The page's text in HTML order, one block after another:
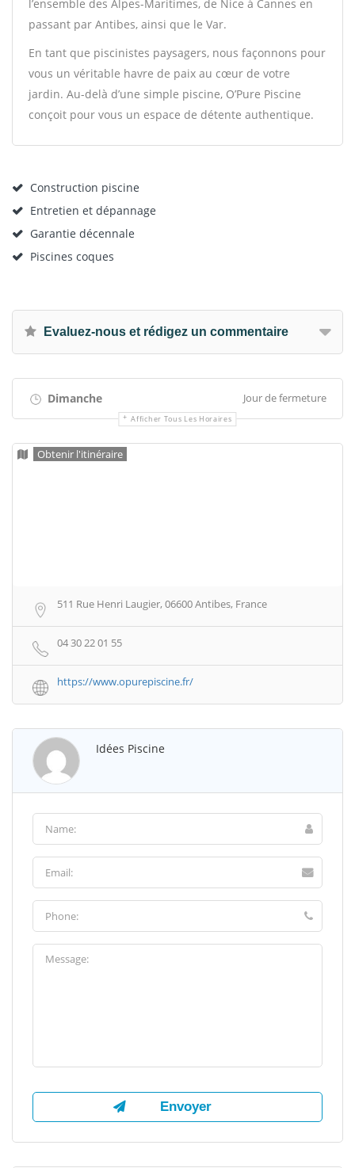
l’ensemble des Alpes-Maritimes, de Nice à Cannes en
passant par Antibes, ainsi que le Var.
En tant que piscinistes paysagers, nous façonnons pour
vous un véritable havre de paix au cœur de votre
jardin. Au-delà d’une simple piscine, O’Pure Piscine
conçoit pour vous un espace de détente authentique.
Construction piscine
Entretien et dépannage
Garantie décennale
Piscines coques
Evaluez-nous et rédigez un commentaire
Dimanche Jour de fermeture
Afficher Tous Les Horaires
Obtenir l'itinéraire
511 Rue Henri Laugier, 06600 Antibes, France
04 30 22 01 55
https://www.opurepiscine.fr/
Idées Piscine